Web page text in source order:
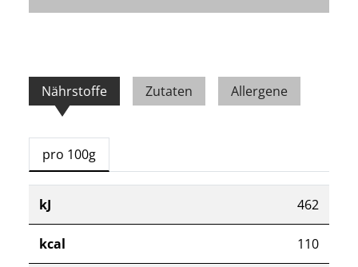
Nährstoffe Zutaten Allergene
pro 100g
kJ 462
kcal 110